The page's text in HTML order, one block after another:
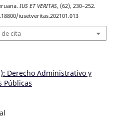
IUS ET VERITAS, (62), 230–252.
iusetveritas.202101.013
cita
Derecho Administrativo y
Públicas